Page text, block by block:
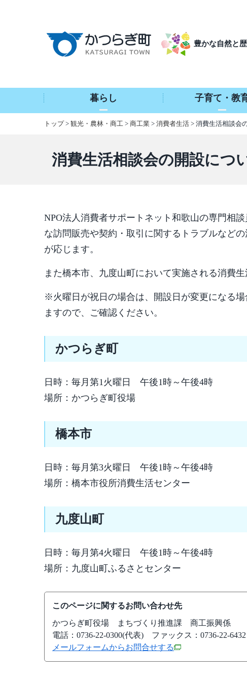
豊かな自然と
暮らし 子育て・教
トップ> 観光・農林・商工 > 商工業 > 消費者生活 > 消費生活相談会
消費生活相談会の開設につ
NPO法人消費者サポートネット和歌山の専門相
な訪問販売や契約・取引に関するトラブルなど
が応じます。
また橋本市、九度山町において実施される消費
※火曜日が祝日の場合は、開設日が変更になる
ますので、ご確認ください。
かつらぎ町
日時：毎月第1火曜日 午後1時～午後4時
場所：かつらぎ町役場
橋本市
日時：毎月第3火曜日 午後1時～午後4時
場所：橋本市役所消費生活センター
九度山町
日時：毎月第4火曜日 午後1時～午後4時
場所：九度山町ふるさとセンター
このページに関するお問い合わせ先
かつらぎ町役場
まちづくり推進課 商工振興係
電話：0736-22-0300(代表)
ファックス：0736-22-6432
メールフォームからお問合せする